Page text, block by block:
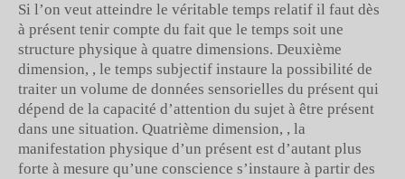
Si l’on veut atteindre le véritable temps relatif il faut dès
à présent tenir compte du fait que le temps soit une
structure physique à quatre dimensions. Deuxième
dimension, , le temps subjectif instaure la possibilité de
traiter un volume de données sensorielles du présent qui
dépend de la capacité d’attention du sujet à être présent
dans une situation. Quatrième dimension, , la
manifestation physique d’un présent est d’autant plus
forte à mesure qu’une conscience s’instaure à partir des